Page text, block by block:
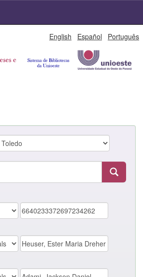
English Español Português